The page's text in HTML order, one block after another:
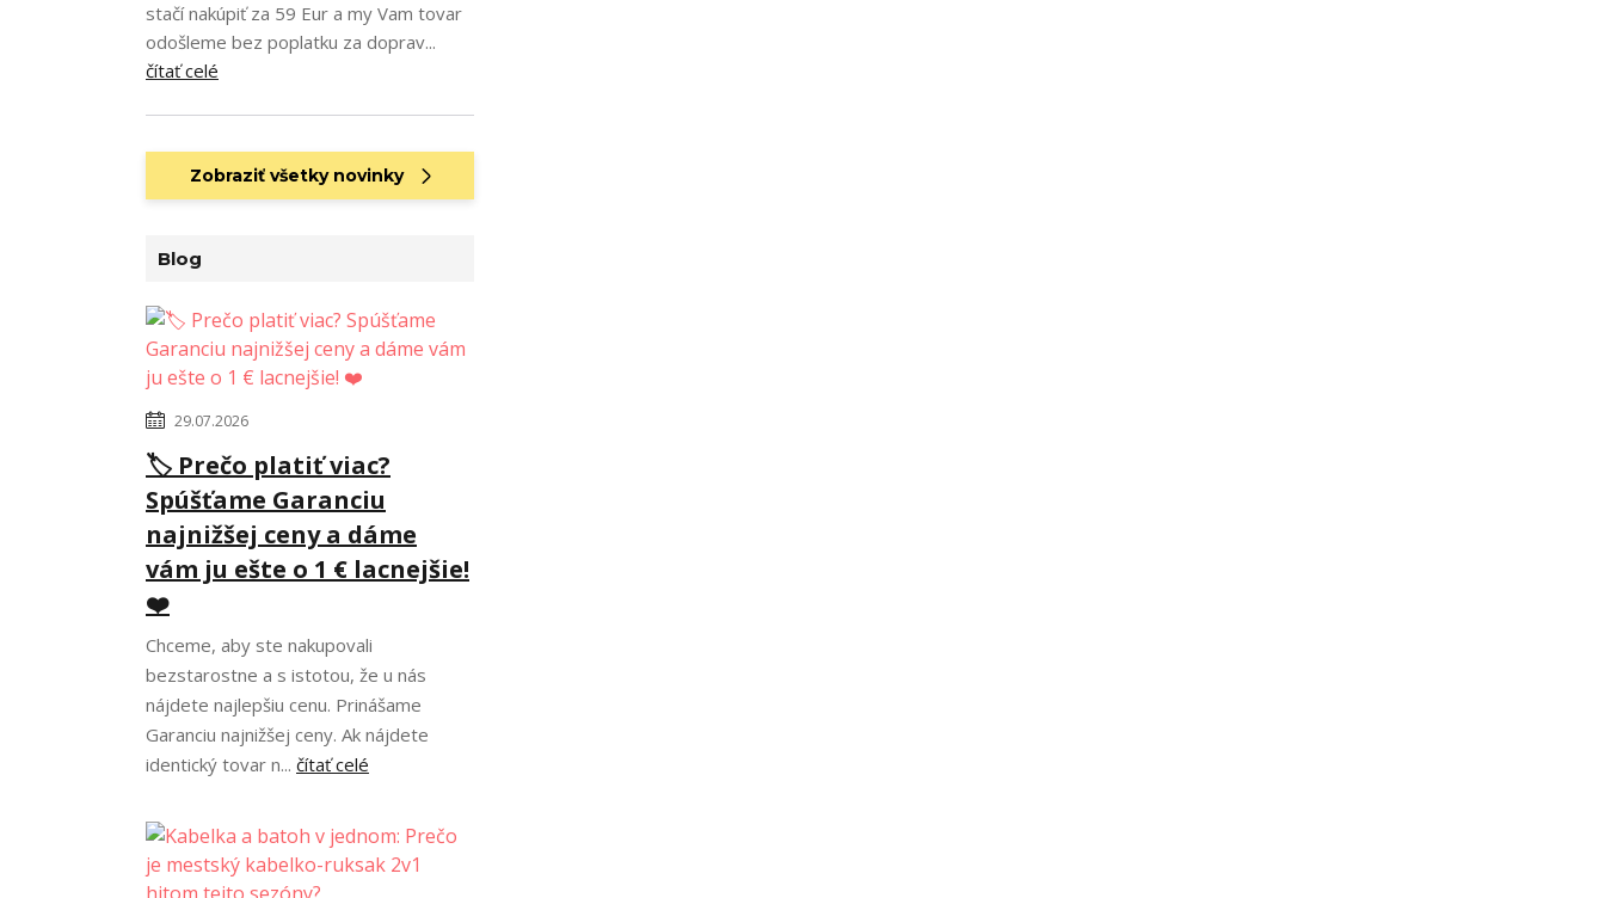
stačí nakúpiť za 59 Eur a my Vam tovar
odošleme bez poplatku za doprav...
čítať celé
Zobraziť všetky novinky
Blog
29.07.2026
🏷️ Prečo platiť viac?
Spúšťame Garanciu
najnižšej ceny a dáme
vám ju ešte o 1 € lacnejšie!
❤️
Chceme, aby ste nakupovali
bezstarostne a s istotou, že u nás
nájdete najlepšiu cenu. Prinášame
Garanciu najnižšej ceny. Ak nájdete
identický tovar n... čítať celé